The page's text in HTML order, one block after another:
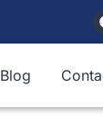
Blog